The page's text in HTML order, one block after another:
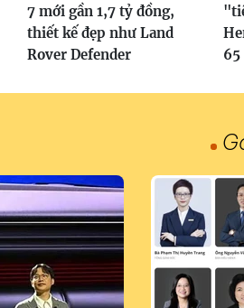
7 mới gần 1,7 tỷ đồng,
thiết kế đẹp như Land
Rover Defender
65